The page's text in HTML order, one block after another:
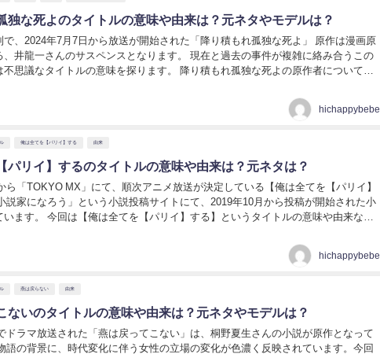
独な死よのタイトルの意味や由来は？元ネタやモデルは？
で、2024年7月7日から放送が開始された「降り積もれ孤独な死よ」 原作は漫画原
んのサスペンスとなります。 現在と過去の事件が複雑に絡み合うこの
トルの意味を探ります。 降り積もれ孤独な死よの原作者について！
hichappybebe
俺は全てを【パリイ】する 由来
パリイ】するのタイトルの意味や由来は？元ネタは？
ら「TOKYO MX」にて、順次アニメ放送が決定している【俺は全てを【パリイ】
説家になろう」という小説投稿サイトにて、2019年10月から投稿が開始された小
います。 今回は【俺は全てを【パリイ】する】というタイトルの意味や由来など
hichappybebe
燕は戻らない 由来
ないのタイトルの意味や由来は？元ネタやモデルは？
ドラマ放送された「燕は戻ってこない」は、桐野夏生さんの小説が原作となって
語の背景に、時代変化に伴う女性の立場の変化が色濃く反映されています。今回